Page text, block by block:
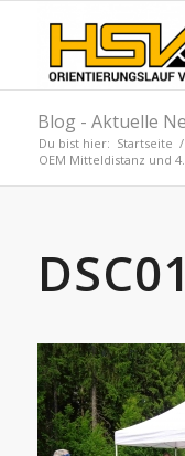
Blog - Aktuelle
Du bist hier: Startseite /
OEM Mitteldistanz und